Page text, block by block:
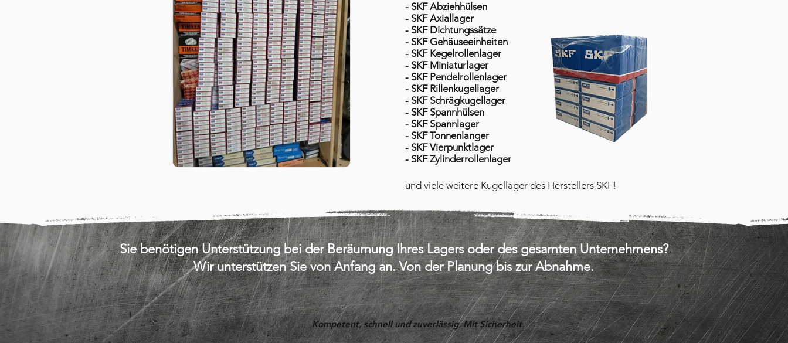
- SKF Abziehhülsen
- SKF Axiallager
- SKF Dichtungssätze
- SKF Gehäuseeinheiten
- SKF Kegelrollenlager
- SKF Miniaturlager
- SKF Pendelrollenlager
- SKF Rillenkugellager
- SKF Schrägkugellager
- SKF Spannhülsen
- SKF Spannlager
- SKF Tonnenlanger
- SKF Vierpunktlager
- SKF Zylinderrollenlager
und viele weitere Kugellager des Herstellers SKF!
Sie benötigen Unterstützung bei der Beräumung Ihres Lagers oder des gesamten Unternehmens?
Wir unterstützen Sie von Anfang an. Von der Planung bis zur Abnahme.
Kompetent, schnell und zuverlässig. Mit Sicherheit.